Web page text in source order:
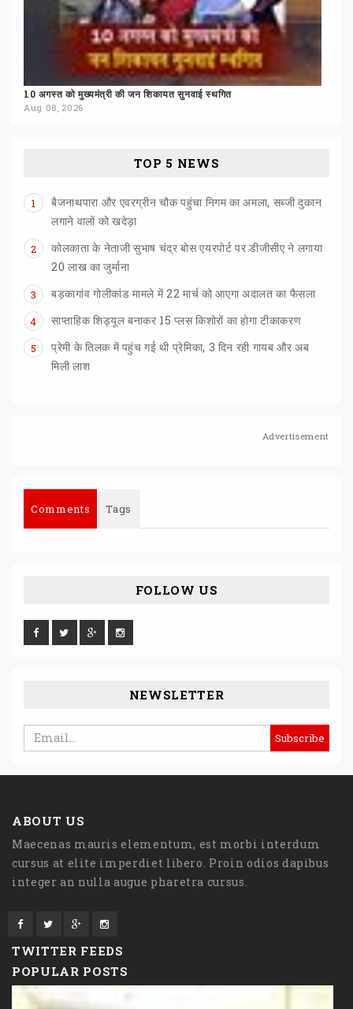
10 अगस्त को मुख्यमंत्री की जन शिकायत सुनवाई स्थगित
Aug 08, 2026
TOP 5 NEWS
1
बैजनाथपारा और एवरग्रीन चौक पहुंचा निगम का अमला, सब्जी दुकान
लगाने वालों को खदेड़ा
2
कोलकाता के नेताजी सुभाष चंद्र बोस एयरपोर्ट पर डीजीसीए ने लगाया
20 लाख का जुर्माना
3 बड़कागांव गोलीकांड मामले में22 मार्च कोआएगाअदालत का फैसला
4 साप्ताहिकशिड्यूलबनाकर 15 प्लसकिशोरों काहोगाटीकाकरण
5
प्रेमी के तिलक में पहुंच गई थी प्रेमिका, 3 दिन रही गायब और अब
मिली लाश
Advertisement
Comments Tags
FOLLOW US
NEWSLETTER
ABOUT US
Maecenas mauris elementum, est morbi interdum
cursus at elite imperdiet libero. Proin odios dapibus
integer an nulla augue pharetra cursus.
TWITTER FEEDS
POPULAR POSTS